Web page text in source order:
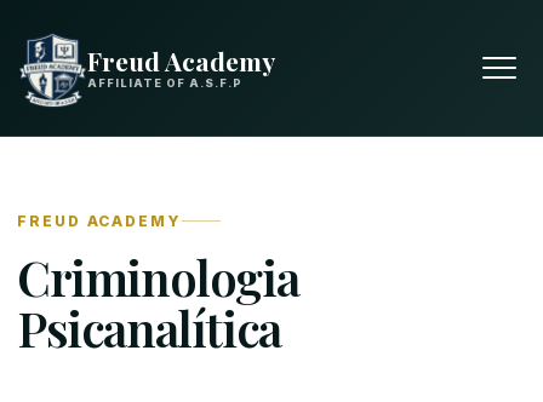
Freud Academy
AFFILIATE OF A.S.F.P
FREUD ACADEMY
Criminologia
Psicanalítica